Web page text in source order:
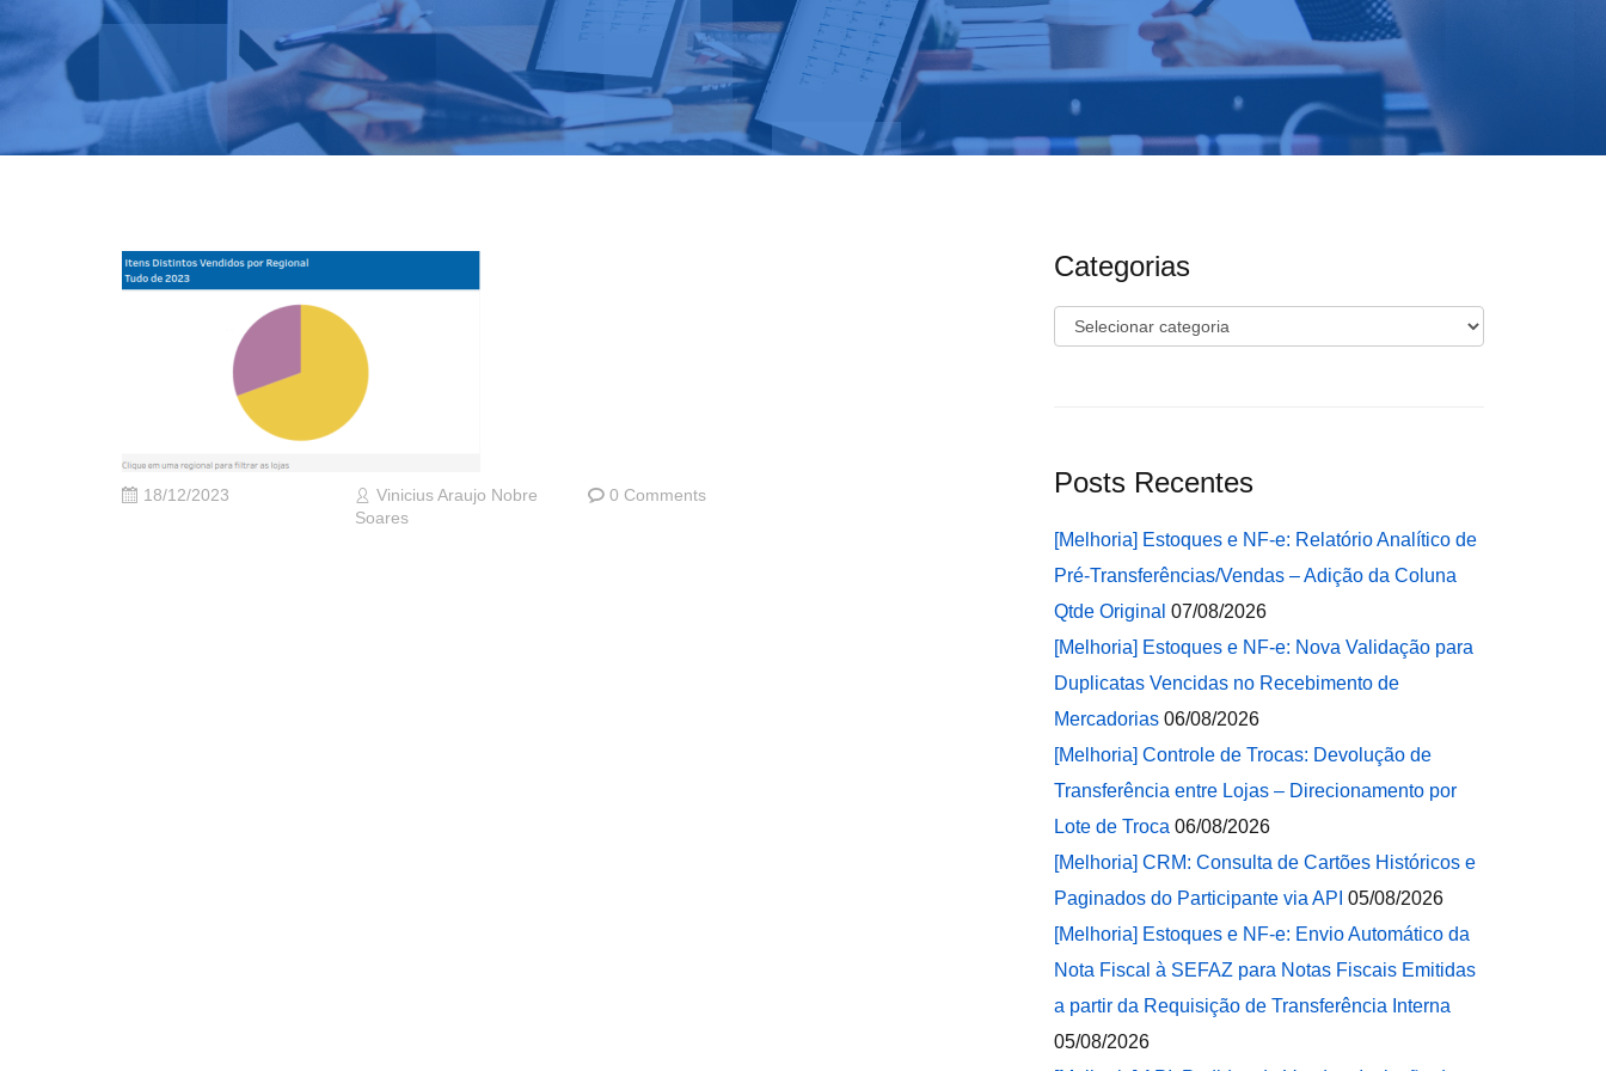
18/12/2023
Vinicius Araujo Nobre
Soares
0 Comments
Categorias
Categorias
Posts Recentes
[Melhoria] Estoques e NF-e: Relatório Analítico de
Pré-Transferências/Vendas – Adição da Coluna
Qtde Original 07/08/2026
[Melhoria] Estoques e NF-e: Nova Validação para
Duplicatas Vencidas no Recebimento de
Mercadorias 06/08/2026
[Melhoria] Controle de Trocas: Devolução de
Transferência entre Lojas – Direcionamento por
Lote de Troca 06/08/2026
[Melhoria] CRM: Consulta de Cartões Históricos e
Paginados do Participante via API 05/08/2026
[Melhoria] Estoques e NF-e: Envio Automático da
Nota Fiscal à SEFAZ para Notas Fiscais Emitidas
a partir da Requisição de Transferência Interna
05/08/2026